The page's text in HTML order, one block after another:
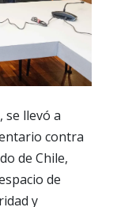
se llevó a
contra
de Chile,
de
y